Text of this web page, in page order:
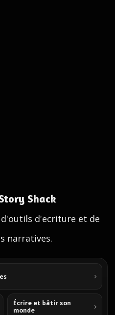
Shack
d'ecriture et de
narratives.
Écrire et bâtir son
monde